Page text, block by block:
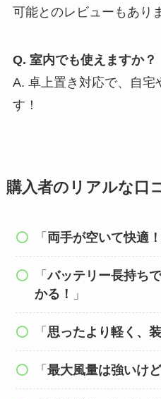
可能とのレビューもあり
Q. 室内でも使えますか？
A. 卓上置き対応で、自宅
す！
購入者のリアルな口
「 両手が空いて快適
「バッテリー長持ち
かる！
」
「思ったより軽く、
「最大風量は強いけ